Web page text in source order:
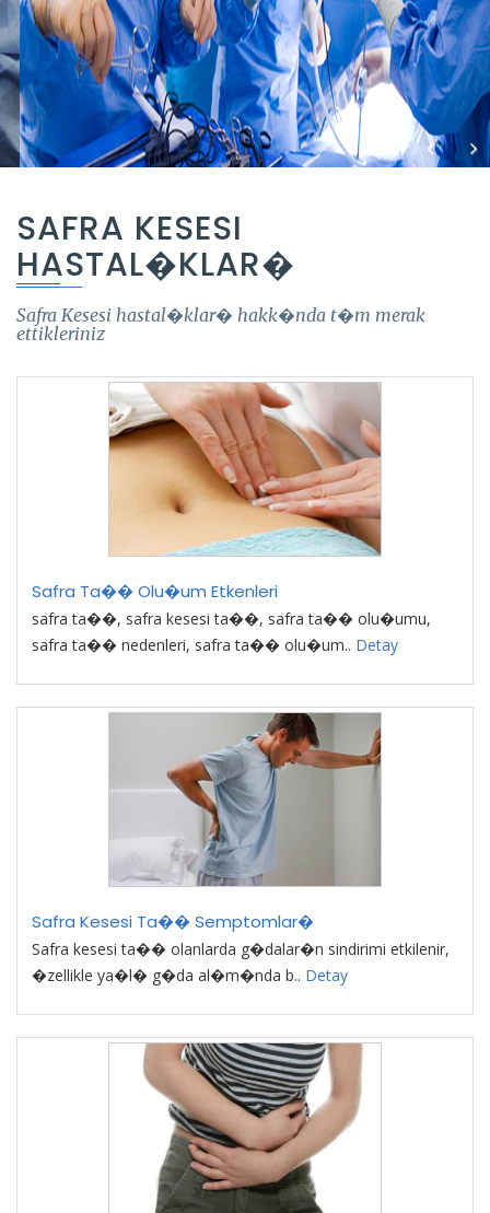
PreviousNext
SAFRA KESESI
HASTAL�KLAR�
Safra Kesesi hastal�klar� hakk�nda t�m merak
ettikleriniz
Safra Ta�� Olu�um Etkenleri
safra ta��, safra kesesi ta��, safra ta�� olu�umu,
safra ta�� nedenleri, safra ta�� olu�um.. Detay
Safra Kesesi Ta�� Semptomlar�
Safra kesesi ta�� olanlarda g�dalar�n sindirimi etkilenir,
�zellikle ya�l� g�da al�m�nda b.. Detay